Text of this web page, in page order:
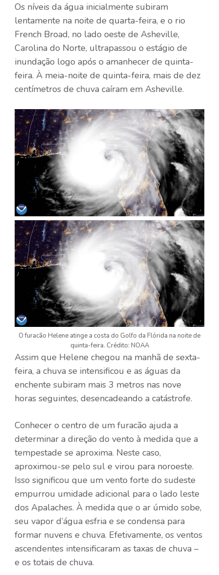
Os níveis da água inicialmente subiram
lentamente na noite de quarta-feira, e o rio
French Broad, no lado oeste de Asheville,
Carolina do Norte, ultrapassou o estágio de
inundação logo após o amanhecer de quinta-
feira. À meia-noite de quinta-feira, mais de dez
centímetros de chuva caíram em Asheville.
O furacão Helene atinge a costa do Golfo da Flórida na noite de
quinta-feira. Crédito: NOAA
Assim que Helene chegou na manhã de sexta-
feira, a chuva se intensificou e as águas da
enchente subiram mais 3 metros nas nove
horas seguintes, desencadeando a catástrofe.
Conhecer o centro de um furacão ajuda a
determinar a direção do vento à medida que a
tempestade se aproxima. Neste caso,
aproximou-se pelo sul e virou para noroeste.
Isso significou que um vento forte do sudeste
empurrou umidade adicional para o lado leste
dos Apalaches. À medida que o ar úmido sobe,
seu vapor d’água esfria e se condensa para
formar nuvens e chuva. Efetivamente, os ventos
ascendentes intensificaram as taxas de chuva –
e os totais de chuva.